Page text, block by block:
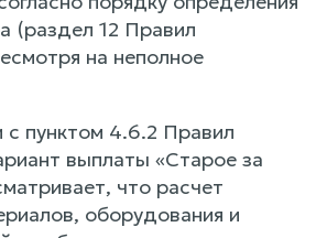
(раздел 12 Правил
на неполное
с пунктом 4.6.2 Правил
выплаты «Старое за
что расчет
оборудования и